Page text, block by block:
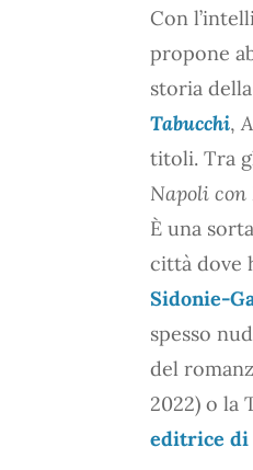
Con
propone
storia
Tabucchi,
titoli. Tra
Napoli con
È una
città dove
Sidonie-
spesso
del
2022) o la
editrice di